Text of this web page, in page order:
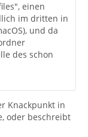
einen
im dritten in
und da
des schon
Knackpunkt in
oder beschreibt